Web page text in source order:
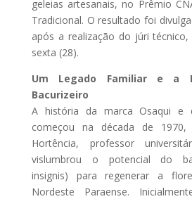
geleias artesanais, no Prêmio
Tradicional. O resultado foi
após a realização do júri
sexta (28).
Um Legado Familiar e a
Bacurizeiro
A história da marca Osaqui e
começou na década de
Hortência, professor
vislumbrou o potencial do
insignis) para regenerar a
Nordeste Paraense.